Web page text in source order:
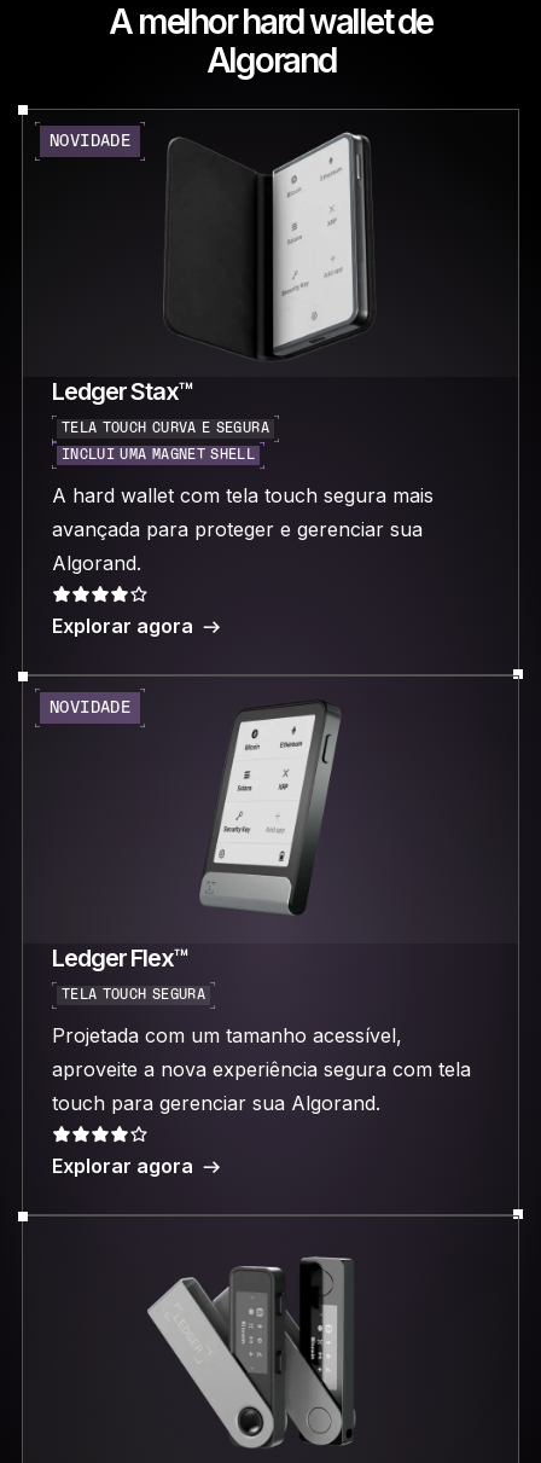
A melhor hard wallet de
Algorand
NOVIDADE
Ledger Stax™
TELA TOUCH CURVA E SEGURA
INCLUI UMA MAGNET SHELL
A hard wallet com tela touch segura mais
avançada para proteger e gerenciar sua
Algorand.
Explorar agora
NOVIDADE
Ledger Flex™
TELA TOUCH SEGURA
Projetada com um tamanho acessível,
aproveite a nova experiência segura com tela
touch para gerenciar sua Algorand.
Explorar agora